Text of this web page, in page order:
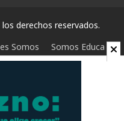
derechos reservados.
Somos Somos Educa